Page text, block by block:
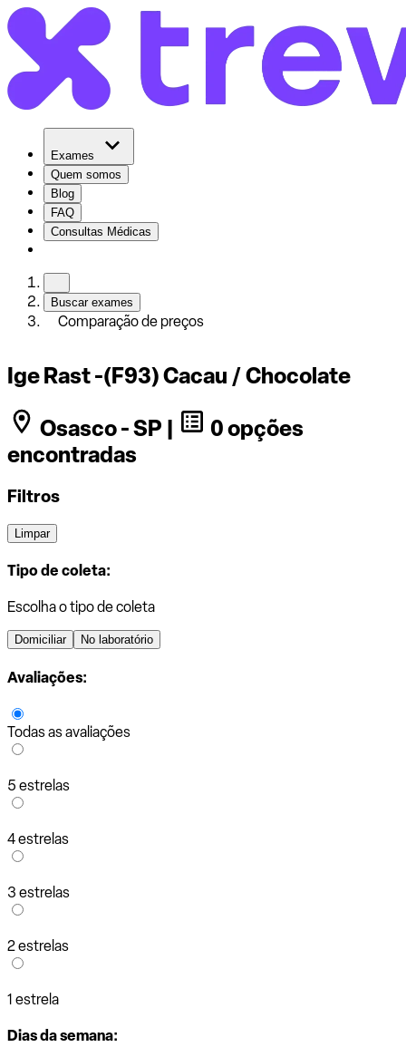
Exames
Quem somos
Blog
FAQ
Consultas Médicas
Buscar exames
Comparação de preços
Ige Rast -(F93) Cacau / Chocolate
Osasco - SP |
0 opções
encontradas
Filtros
Limpar
Tipo de coleta:
Escolha o tipo de coleta
Domiciliar No laboratório
Avaliações:
Todas as avaliações
5 estrelas
4 estrelas
3 estrelas
2 estrelas
1 estrela
Dias da semana: